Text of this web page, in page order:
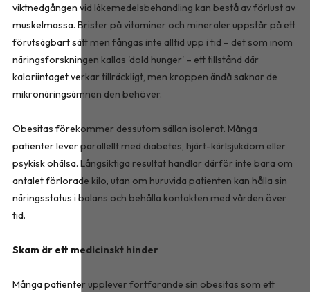
viktnedgången vid läkemedelsbehandling kan bestå av förlust av
muskelmassa. Brister på vitaminer och mineraler uppstår på ett
förutsägbart sätt men fångas inte alltid upp i tid – det som inom
näringsforskningen kallas 'dold hunger' – ett tillstånd där
kaloriintaget verkar tillräckligt, men kroppen ändå saknar de
mikronäringsämnen den behöver.
Obesitas förekommer dessutom sällan isolerat. Många
patienter lever parallellt med diabetes, hjärt-kärlsjukdom eller
psykisk ohälsa. Långsiktiga resultat handlar därför inte bara om
antalet förlorade kilo, utan om huruvida patienten kan hålla sin
näringsstatus i balans och behålla kontakten med vården över
tid.
Skam är ett medicinskt hinder
Många patienter upplever fortfarande sin obesitas som ett